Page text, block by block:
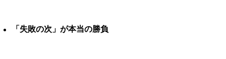
「失敗の次」が本当の勝負